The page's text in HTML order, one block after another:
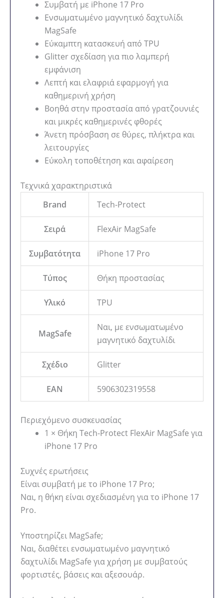
Συμβατή με iPhone 17 Pro
Ενσωματωμένο μαγνητικό δαχτυλίδι
MagSafe
Εύκαμπτη κατασκευή από TPU
Glitter σχεδίαση για πιο λαμπερή
εμφάνιση
Λεπτή και ελαφριά εφαρμογή για
καθημερινή χρήση
Βοηθά στην προστασία από γρατζουνιές
και μικρές καθημερινές φθορές
Άνετη πρόσβαση σε θύρες, πλήκτρα και
λειτουργίες
Εύκολη τοποθέτηση και αφαίρεση
Τεχνικά χαρακτηριστικά
Brand
Tech-Protect
Σειρά FlexAir MagSafe
Συμβατότητα iPhone 17 Pro
Τύπος Θήκη προστασίας
Υλικό TPU
MagSafe
Ναι, με ενσωματωμένο
μαγνητικό δαχτυλίδι
Σχέδιο Glitter
EAN 5906302319558
Περιεχόμενο συσκευασίας
1 × Θήκη Tech-Protect FlexAir MagSafe για
iPhone 17 Pro
Συχνές ερωτήσεις
Είναι συμβατή με το iPhone 17 Pro;
Ναι, η θήκη είναι σχεδιασμένη για το iPhone 17
Pro.
Υποστηρίζει MagSafe;
Ναι, διαθέτει ενσωματωμένο μαγνητικό
δαχτυλίδι MagSafe για χρήση με συμβατούς
φορτιστές, βάσεις και αξεσουάρ.